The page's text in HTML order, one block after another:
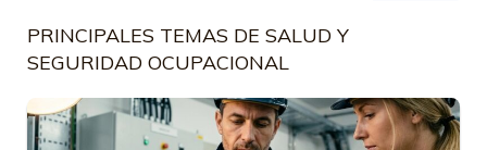
PRINCIPALES TEMAS DE SALUD Y
SEGURIDAD OCUPACIONAL